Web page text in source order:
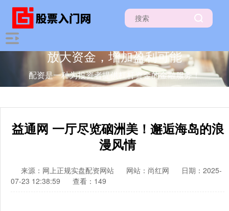
放大资金，增加盈利可能
配资是一种为投资者提供杠杆资金的金融服务！
益通网 一厅尽览硇洲美！邂逅海岛的浪
漫风情
来源：网上正规实盘配资网站 网站：尚红网
日期：2025-
07-23 12:38:59
查看：149